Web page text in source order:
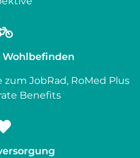
Wohlbefinden
JobRad, RoMed Plus
Benefits